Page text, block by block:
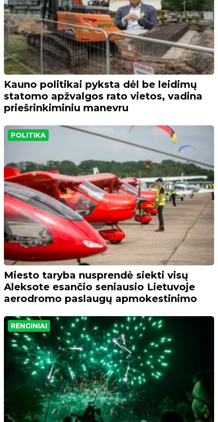
Kauno politikai pyksta dėl be leidimų
statomo apžvalgos rato vietos, vadina
priešrinkiminiu manevru
POLITIKA
Miesto taryba nusprendė siekti visų
Aleksote esančio seniausio Lietuvoje
aerodromo paslaugų apmokestinimo
RENGINIAI